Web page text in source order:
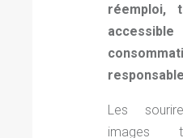
réemploi,
Les
images